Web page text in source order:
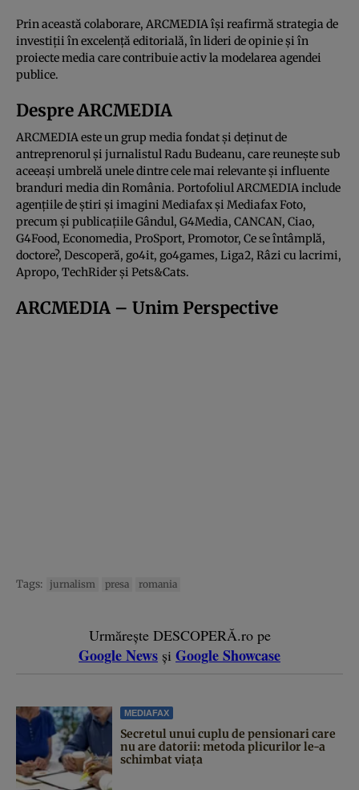
Prin această colaborare, ARCMEDIA își reafirmă strategia de
investiții în excelență editorială, în lideri de opinie și în
proiecte media care contribuie activ la modelarea agendei
publice.
Despre ARCMEDIA
ARCMEDIA este un grup media fondat și deținut de
antreprenorul și jurnalistul Radu Budeanu, care reunește sub
aceeași umbrelă unele dintre cele mai relevante și influente
branduri media din România. Portofoliul ARCMEDIA include
agențiile de știri și imagini Mediafax și Mediafax Foto,
precum și publicațiile Gândul, G4Media, CANCAN, Ciao,
G4Food, Economedia, ProSport, Promotor, Ce se întâmplă,
doctore?, Descoperă, go4it, go4games, Liga2, Râzi cu lacrimi,
Apropo, TechRider și Pets&Cats.
ARCMEDIA – Unim Perspective
Tags: jurnalism presa romania
Urmărește DESCOPERĂ.ro pe
Google News și Google Showcase
MEDIAFAX
Secretul unui cuplu de pensionari care
nu are datorii: metoda plicurilor le-a
schimbat viața